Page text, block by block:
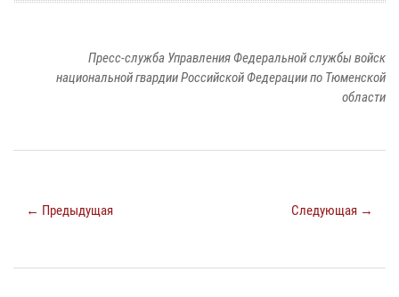
Пресс-служба Управления Федеральной службы войск
национальной гвардии Российской Федерации по Тюменской
области
← Предыдущая Следующая →